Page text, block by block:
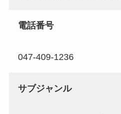
電話番号
047-409-1236
サブジャンル